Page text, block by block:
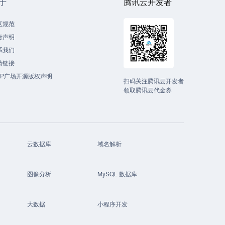
规范
声明
我们
链接
广场开源版权声明
扫码关注腾讯云开发者
领取腾讯云代金券
云数据库 域名解析
图像分析 MySQL 数据库
大数据 小程序开发